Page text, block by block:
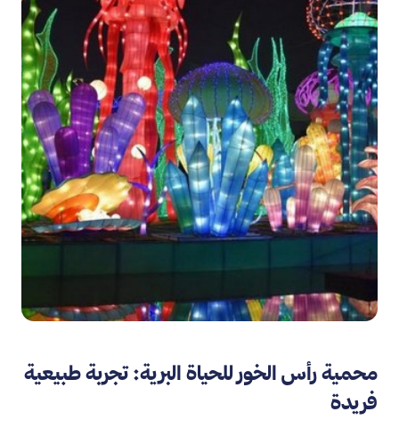
محمية رأس الخور للحياة البرية: تجربة طبيعية
فريدة